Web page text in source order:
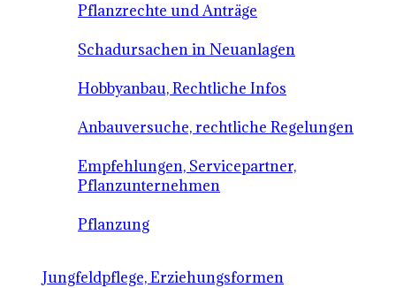
Pflanzrechte und Anträge
Schadursachen in Neuanlagen
Hobbyanbau, Rechtliche Infos
Anbauversuche, rechtliche Regelungen
Empfehlungen, Servicepartner,
Pflanzunternehmen
Pflanzung
Jungfeldpflege, Erziehungsformen